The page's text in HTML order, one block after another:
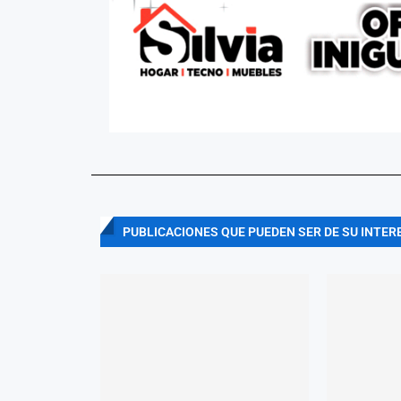
PUBLICACIONES QUE PUEDEN SER DE SU